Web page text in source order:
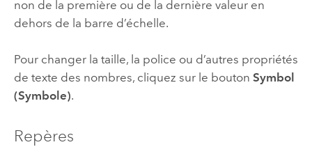
non de la première ou de la dernière valeur en
dehors de la barre d’échelle.
Pour changer la taille, la police ou d’autres propriétés
de texte des nombres, cliquez sur le bouton Symbol
(Symbole).
Repères